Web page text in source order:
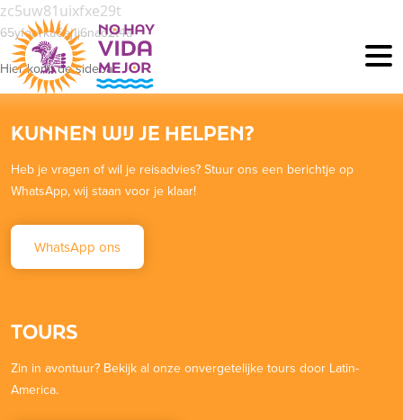
zc5uw81uixfxe29t
65yfoerka6ej1j6nao2t4a
Hier komt de sidebar
KUNNEN WIJ JE HELPEN?
Heb je vragen of wil je reisadvies? Stuur ons een berichtje op
WhatsApp, wij staan voor je klaar!
WhatsApp ons
TOURS
Zin in avontuur? Bekijk al onze onvergetelijke tours door Latin-
America.